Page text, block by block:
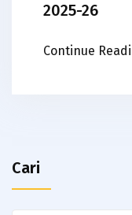
2025-26
Continue
Cari